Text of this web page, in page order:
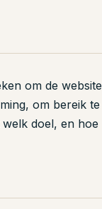
om de website
om bereik te
doel, en hoe